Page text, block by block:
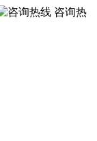
咨询热